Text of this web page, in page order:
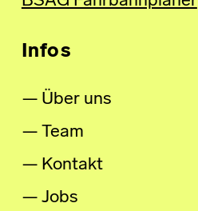
Infos
Über uns
Team
Kontakt
Jobs